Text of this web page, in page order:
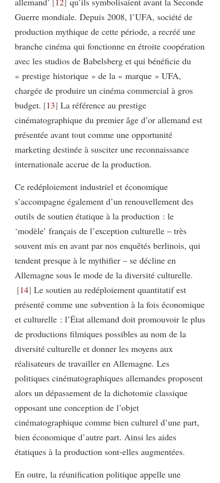
Guerre mondiale. Depuis 2008, l’UFA, société de
production mythique de cette période, a recréé une
branche cinéma qui fonctionne en étroite coopération
avec les studios de Babelsberg et qui bénéficie du
« prestige historique » de la « marque » UFA,
chargée de produire un cinéma commercial à gros
budget. 13 La référence au prestige
cinématographique du premier âge d’or allemand est
présentée avant tout comme une opportunité
marketing destinée à susciter une reconnaissance
internationale accrue de la production.
Ce redéploiement industriel et économique
s’accompagne également d’un renouvellement des
outils de soutien étatique à la production : le
‘modèle’ français de l’exception culturelle – très
souvent mis en avant par nos enquêtés berlinois, qui
tendent presque à le mythifier – se décline en
Allemagne sous le mode de la diversité culturelle.
14 Le soutien au redéploiement quantitatif est
présenté comme une subvention à la fois économique
et culturelle : l’État allemand doit promouvoir le plus
de productions filmiques possibles au nom de la
diversité culturelle et donner les moyens aux
réalisateurs de travailler en Allemagne. Les
politiques cinématographiques allemandes proposent
alors un dépassement de la dichotomie classique
opposant une conception de l’objet
cinématographique comme bien culturel d’une part,
bien économique d’autre part. Ainsi les aides
étatiques à la production sont-elles augmentées.
En outre, la réunification politique appelle une